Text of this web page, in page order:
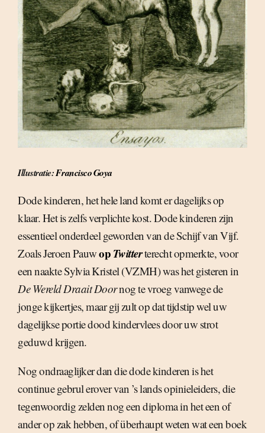
Illustratie:Francisco Goya
Dode kinderen, het hele land komt er dagelijks op
klaar. Het is zelfs verplichte kost. Dode kinderen zijn
essentieel onderdeel geworden van de Schijf van Vijf.
Zoals Jeroen PauwopTwitterterecht opmerkte, voor
een naakte Sylvia Kristel (VZMH) was het gisteren in
De Wereld Draait Doornog te vroeg vanwege de
jonge kijkertjes, maar gij zult op dat tijdstip wel uw
dagelijkse portie dood kindervlees door uw strot
geduwd krijgen.
Nog ondraaglijker dan die dode kinderen is het
continue gebrul erover van ’s lands opinieleiders, die
tegenwoordig zelden nog een diploma in het een of
ander op zak hebben, of überhaupt weten wat een boek